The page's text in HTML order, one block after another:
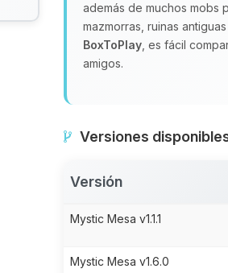
además de muchos mobs
mazmorras, ruinas
BoxToPlay , es fácil
amigos.
Versiones
Versión
Mystic Mesa v1.1.1
Mystic Mesa v1.6.0